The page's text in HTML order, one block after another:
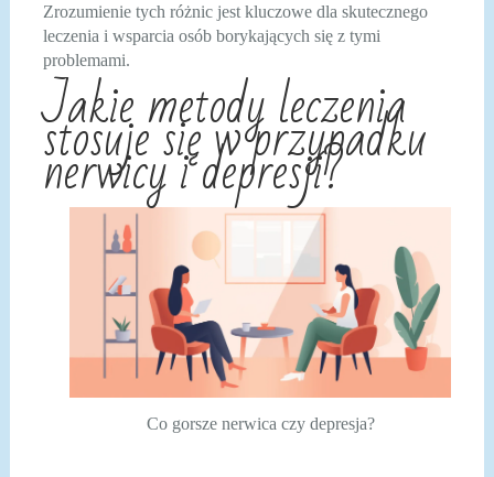
Zrozumienie tych różnic jest kluczowe dla skutecznego
leczenia i wsparcia osób borykających się z tymi
problemami.
Jakie metody leczenia
stosuje się w przypadku
nerwicy i depresji?
Co gorsze nerwica czy depresja?